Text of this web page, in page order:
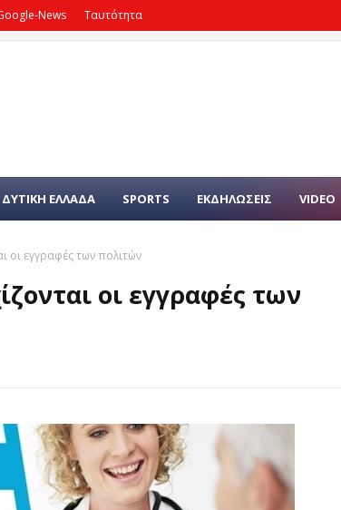
News Ταυτότητα
ΔΥΤΙΚΗ ΕΛΛΑΔΑ SPORTS ΕΚΔΗΛΩΣΕΙΣ VIDEO
οι εγγραφές των πολιτών
οι εγγραφές των